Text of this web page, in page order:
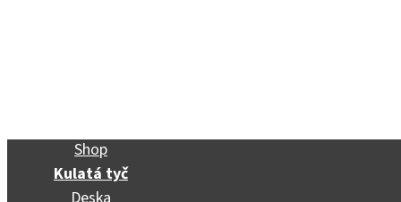
Shop
Kulatá tyč